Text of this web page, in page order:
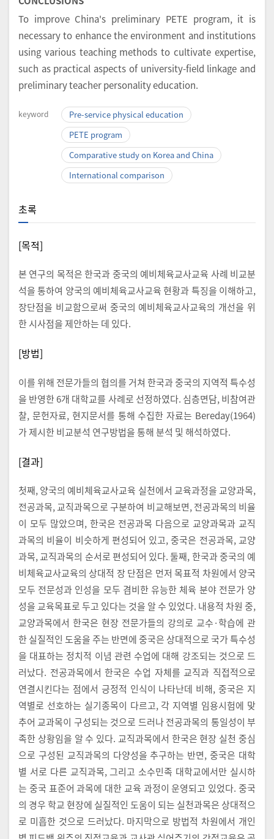
To improve China's preliminary PETE program, it is
necessary to enhance the environment and institutions
using various teaching methods to cultivate expertise,
such as practical aspects of university-field linkage and
preliminary teacher personality education.
keyword
Pre-service physical education
PETE program
Comparative study on Korea and China
International comparison
초록
[목적]
본 연구의 목적은 한국과 중국의 예비체육교사교육 사례 비교분
석을 통하여 양국의 예비체육교사교육 현황과 특징을 이해하고,
장단점을 비교함으로써 중국의 예비체육교사교육의 개선을 위
한 시사점을 제안하는 데 있다.
[방법]
이를 위해 전문가들의 협의를 거쳐 한국과 중국의 지역적 특수성
을 반영한 6개 대학교를 사례로 선정하였다. 심층면담, 비참여관
찰, 문헌자료, 현지문서를 통해 수집한 자료는 Bereday(1964)
가 제시한 비교분석 연구방법을 통해 분석 및 해석하였다.
[결과]
첫째, 양국의 예비체육교사교육 실천에서 교육과정을 교양과목,
전공과목, 교직과목으로 구분하여 비교해보면, 전공과목의 비율
이 모두 많았으며, 한국은 전공과목 다음으로 교양과목과 교직
과목의 비율이 비슷하게 편성되어 있고, 중국은 전공과목, 교양
과목, 교직과목의 순서로 편성되어 있다. 둘째, 한국과 중국의 예
비체육교사교육의 상대적 장 단점은 먼저 목표적 차원에서 양국
모두 전문성과 인성을 모두 겸비한 유능한 체육 분야 전문가 양
성을 교육목표로 두고 있다는 것을 알 수 있었다. 내용적 차원 중,
교양과목에서 한국은 현장 전문가들의 강의로 교수·학습에 관
한 실질적인 도움을 주는 반면에 중국은 상대적으로 국가 특수성
을 대표하는 정치적 이념 관련 수업에 대해 강조되는 것으로 드
러났다. 전공과목에서 한국은 수업 자체를 교직과 직접적으로
연결시킨다는 점에서 긍정적 인식이 나타난데 비해, 중국은 지
역별로 선호하는 실기종목이 다르고, 각 지역별 임용시험에 맞
추어 교과목이 구성되는 것으로 드러나 전공과목의 통일성이 부
족한 상황임을 알 수 있다. 교직과목에서 한국은 현장 실천 중심
으로 구성된 교직과목의 다양성을 추구하는 반면, 중국은 대학
별 서로 다른 교직과목, 그리고 소수민족 대학교에서만 실시하
는 중국 표준어 과목에 대한 교육 과정이 운영되고 있었다. 중국
의 경우 학교 현장에 실질적인 도움이 되는 실천과목은 상대적으
로 미흡한 것으로 드러났다. 마지막으로 방법적 차원에서 개인